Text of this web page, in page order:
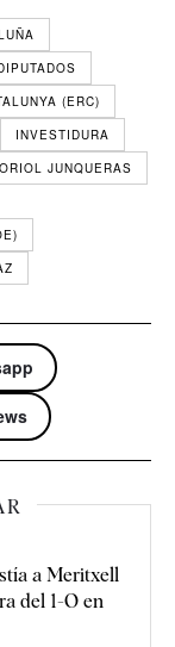
(ERC)
INVESTIDURA
ORIOL JUNQUERAS
a Meritxell
del 1-O en